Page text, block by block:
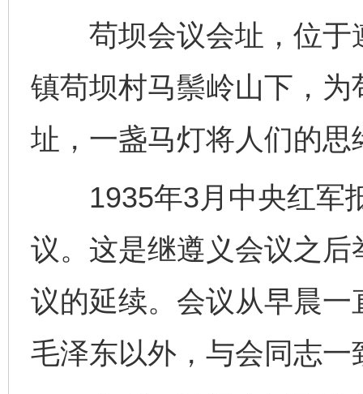
苟坝会议会址，位于
镇苟坝村马鬃岭山下，
址，一盏马灯将人们的
1935年3月中央红军
议。这是继遵义会议之
议的延续。会议从早晨
毛泽东以外，与会同志